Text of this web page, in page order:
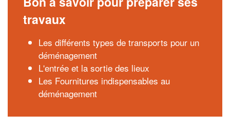
travaux
Les différents types de transports pour un
déménagement
L'entrée et la sortie des lieux
Les Fournitures indispensables au
déménagement